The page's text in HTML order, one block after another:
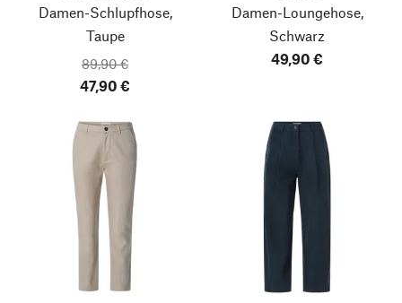
Damen-Schlupfhose,
Taupe
89,90 €
47,90 €
Damen-Loungehose,
Schwarz
49,90 €